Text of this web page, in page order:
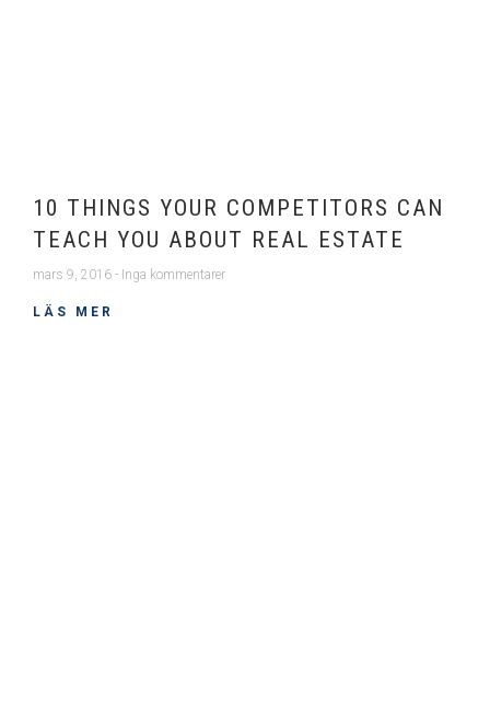
10 THINGS YOUR COMPETITORS CAN
TEACH YOU ABOUT REAL ESTATE
mars 9, 2016 Inga kommentarer
LÄS MER